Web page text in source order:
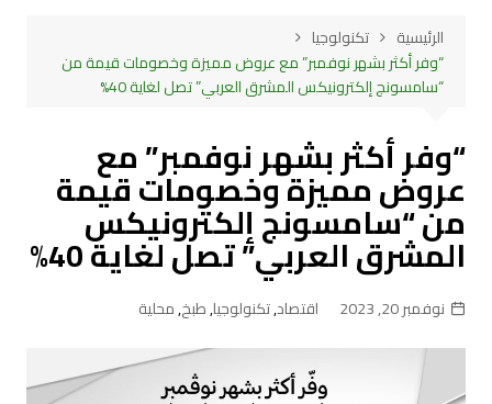
الرئيسية
تكنولوجيا
“وفر أكثر بشهر نوفمبر” مع عروض مميزة وخصومات قيمة من
“سامسونج إلكترونيكس المشرق العربي” تصل لغاية 40%
“وفر أكثر بشهر نوفمبر” مع
عروض مميزة وخصومات قيمة
من “سامسونج إلكترونيكس
المشرق العربي” تصل لغاية 40%
نوفمبر 20, 2023 اقتصاد,تكنولوجيا,طبخ,محلية